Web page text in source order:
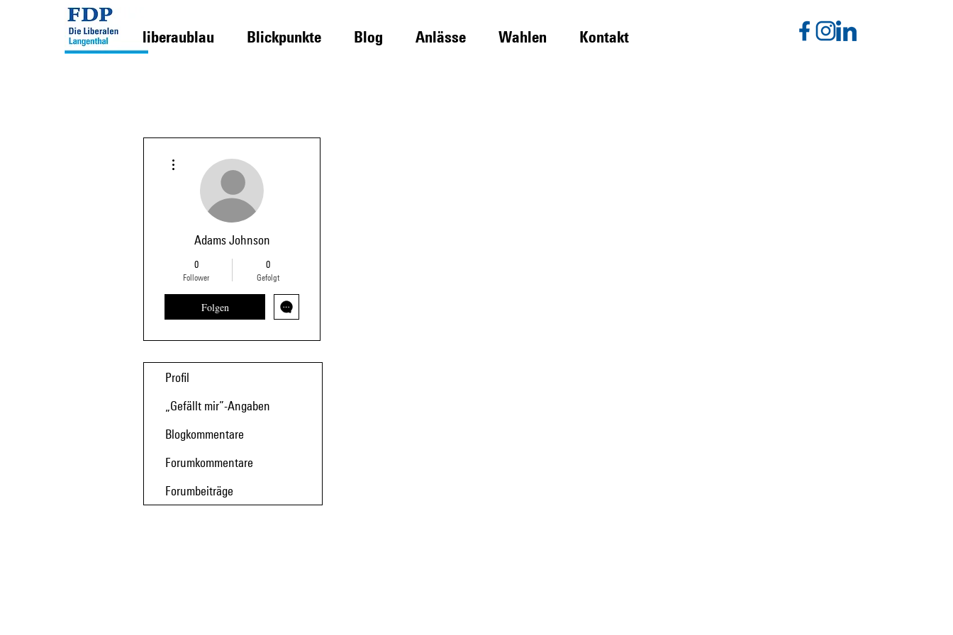
liberaublau Blickpunkte Blog Anlässe Wahlen Kontakt
Adams Johnson
0
Follower
0
Gefolgt
Folgen
Profil
„Gefällt mir”-Angaben
Blogkommentare
Forumkommentare
Forumbeiträge